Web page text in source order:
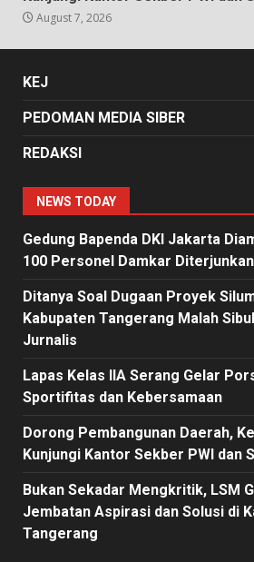
August 7, 2026
KEJ
PEDOMAN MEDIA SIBER
REDAKSI
NEWS TODAY
Gedung Bapenda DKI Jakarta
100 Personel Damkar Diterjunkan
Ditanya Soal Dugaan Proyek
Kabupaten Tangerang Malah
Jurnalis
Lapas Kelas IIA Serang Gelar
Sportifitas dan Kebersamaan
Dorong Pembangunan Daerah,
Kunjungi Kantor Sekber PWI dan
Bukan Sekadar Mengkritik, LSM
Jembatan Aspirasi dan Solusi di
Tangerang